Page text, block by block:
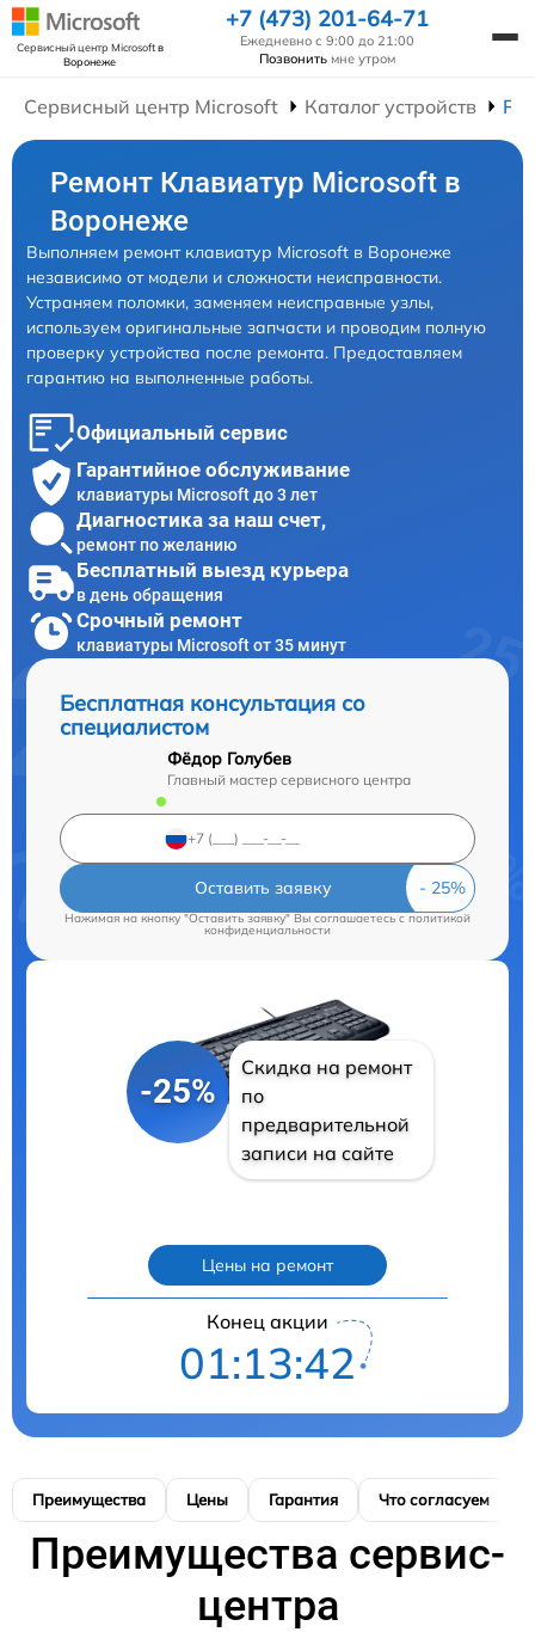
Сервисный центр Microsoftв
Воронеже
+7 (473) 201-64-71
Ежедневно с 9:00 до 21:00
Позвонить мне утром
Сервисный центр Microsoft Каталог устройств
Ремонт Клавиатур Microsoft в
Воронеже
Выполняем ремонт клавиатур Microsoft в Воронеже
независимо от модели и сложности неисправности.
Устраняем поломки, заменяем неисправные узлы,
используем оригинальные запчасти и проводим полную
проверку устройства после ремонта. Предоставляем
гарантию на выполненные работы.
Официальный сервис
Гарантийное обслуживание
клавиатуры Microsoft до 3 лет
Диагностика за наш счет,
ремонт по желанию
Бесплатный выезд курьера
в день обращения
Срочный ремонт
клавиатуры Microsoft от 35 минут
Бесплатная консультация со
специалистом
Фёдор Голубев
Главный мастер сервисного центра
Оставить заявку
Нажимая на кнопку "Оставить заявку" Вы соглашаетесь cполитикой
конфиденциальности
-25%
Скидка на ремонт
по
предварительной
записи на сайте
Цены на ремонт
Конец акции
01:13:41
Преимущества Цены Гарантия Что согласуем
Преимущества сервис-
центра